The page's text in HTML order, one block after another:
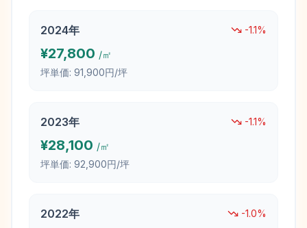
2024年 -1.1%
¥27,800 /㎡
坪単価: 91,900円/坪
2023年 -1.1%
¥28,100 /㎡
坪単価: 92,900円/坪
2022年 -1.0%